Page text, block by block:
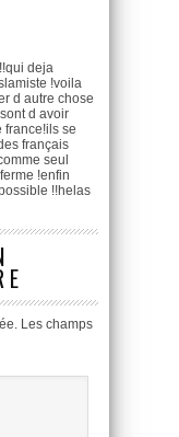
deja
!voila
d autre chose
d avoir
france!ils se
français
seul
!enfin
!!helas
Les champs